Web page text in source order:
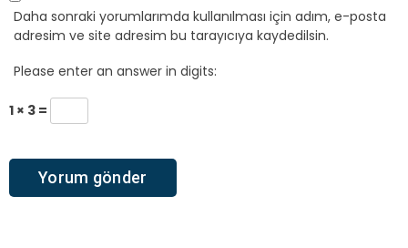
Daha sonraki yorumlarımda kullanılması için adım, e-posta
adresim ve site adresim bu tarayıcıya kaydedilsin.
Please enter an answer in digits:
1 × 3 =